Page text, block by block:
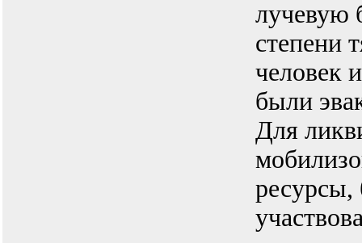
лучевую
степени
человек
были
Для
ресурсы,